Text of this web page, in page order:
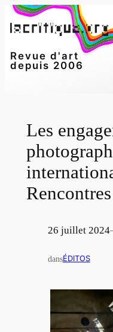
Aller
au
Revue d'art
depuis 2006
Les
26 juillet 2024
dansÉDITOS